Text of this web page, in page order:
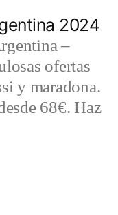
2024
–
ofertas
y maradona.
68€. Haz